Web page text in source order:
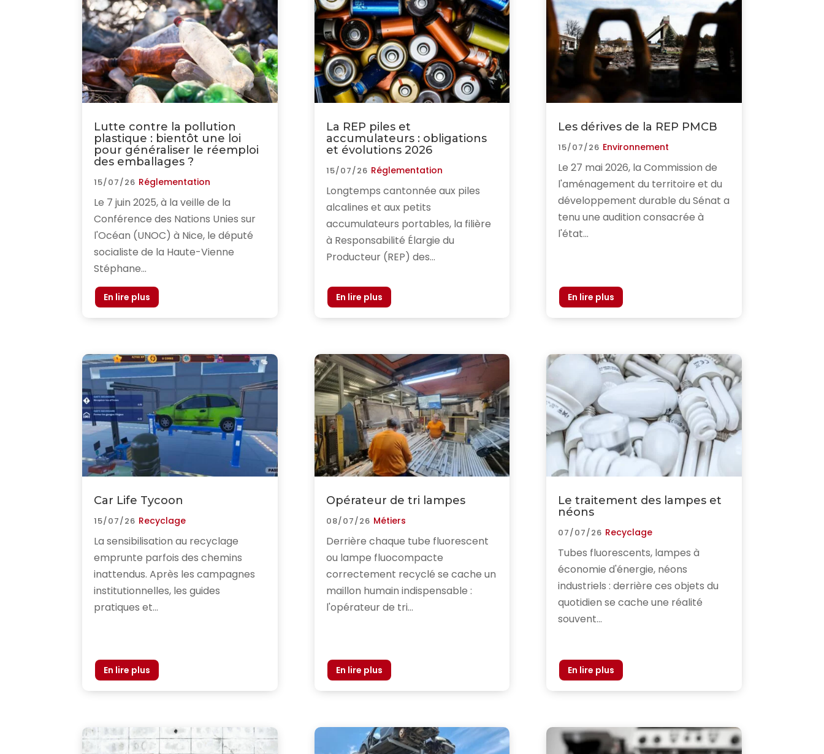
Lutte contre la pollution
plastique : bientôt une loi
pour généraliser le réemploi
des emballages ?
15/07/26 Réglementation
Le 7 juin 2025, à la veille de la
Conférence des Nations Unies sur
l'Océan (UNOC) à Nice, le député
socialiste de la Haute-Vienne
Stéphane...
Car Life Tycoon
15/07/26 Recyclage
La sensibilisation au recyclage
emprunte parfois des chemins
inattendus. Après les campagnes
institutionnelles, les guides
pratiques et...
La REP piles et
accumulateurs : obligations
et évolutions 2026
15/07/26 Réglementation
Longtemps cantonnée aux piles
alcalines et aux petits
accumulateurs portables, la filière
à Responsabilité Élargie du
Producteur (REP) des...
Opérateur de tri lampes
08/07/26 Métiers
Derrière chaque tube fluorescent
ou lampe fluocompacte
correctement recyclé se cache un
maillon humain indispensable :
l'opérateur de tri...
Les dérives de la REP PMCB
15/07/26 Environnement
Le 27 mai 2026, la Commission de
l'aménagement du territoire et du
développement durable du Sénat a
tenu une audition consacrée à
l'état...
Le traitement des lampes et
néons
07/07/26 Recyclage
Tubes fluorescents, lampes à
économie d'énergie, néons
industriels : derrière ces objets du
quotidien se cache une réalité
souvent...